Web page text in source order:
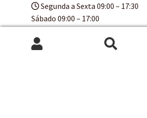
Segunda a Sexta 09:00 – 17:30
Sábado 09:00 – 17:00
Pesquisar
Pesquisar